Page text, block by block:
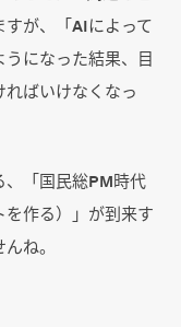
が、「AIによって
になった結果、目
ばいけなくなっ
「国民総PM時代
を作る）」が到来す
ね。